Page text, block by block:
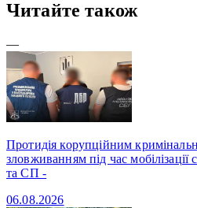
Читайте також
—
Протидія корупційним
зловживанням під час
та СП -
06.08.2026